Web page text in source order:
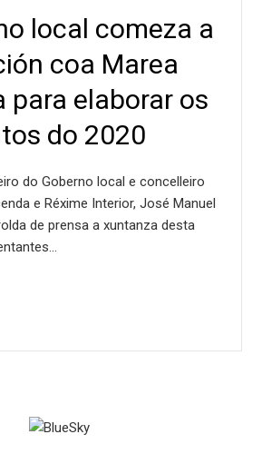
local comeza a
coa Marea
para elaborar os
do 2020
do Goberno local e concelleiro
e Réxime Interior, José Manuel
de prensa a xuntanza desta